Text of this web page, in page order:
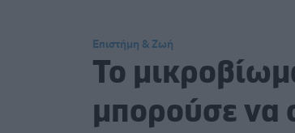
Επιστήμη & Ζωή
Το
μπορούσε να